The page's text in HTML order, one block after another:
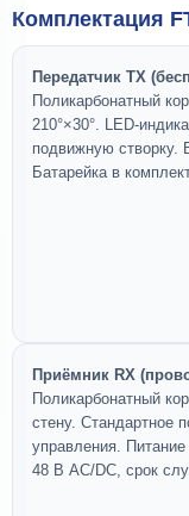
Комплектация
Передатчик TX
Поликарбонатный
210°×30°. LED-
подвижную створку.
Батарейка в
Приёмник RX
Поликарбонатный
стену. Стандартное
управления.
48 В AC/DC, срок